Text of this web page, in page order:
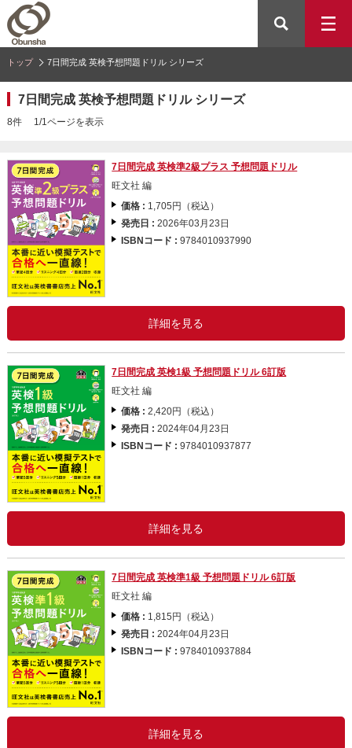
トップ 7日間完成 英検予想問題ドリル シリーズ
7日間完成 英検予想問題ドリル シリーズ
8件 1/1ページを表示
7日間完成 英検準2級プラス 予想問題ドリル
旺文社 編
価格 : 1,705円（税込）
発売日 :2026年03月23日
ISBNコード :9784010937990
詳細を見る
7日間完成 英検1級 予想問題ドリル 6訂版
旺文社 編
価格 :2,420円（税込）
発売日 :2024年04月23日
ISBNコード :9784010937877
詳細を見る
7日間完成 英検準1級 予想問題ドリル 6訂版
旺文社 編
価格 : 1,815円（税込）
発売日 :2024年04月23日
ISBNコード :9784010937884
詳細を見る